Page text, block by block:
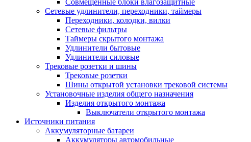
Совмещенные блоки влагозащитные
Сетевые удлинители, переходники, таймеры
Переходники, колодки, вилки
Сетевые фильтры
Таймеры скрытого монтажа
Удлинители бытовые
Удлинители силовые
Трековые розетки и шины
Трековые розетки
Шины открытой установки трековой системы
Установочные изделия общего назначения
Изделия открытого монтажа
Выключатели открытого монтажа
Источники питания
Аккумуляторные батареи
Аккумуляторы автомобильные